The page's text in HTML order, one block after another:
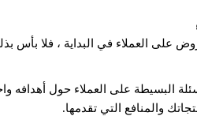
على العملاء في البداية ، فلا بأس
البسيطة على العملاء حول أهدافه
والمنافع التي تقدمها.